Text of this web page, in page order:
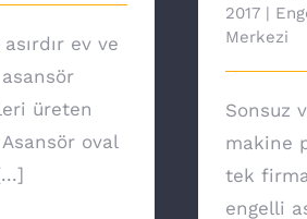
ev ve
üreten
oval
2017 |
Merkezi
Sonsuz
makine
tek
engelli